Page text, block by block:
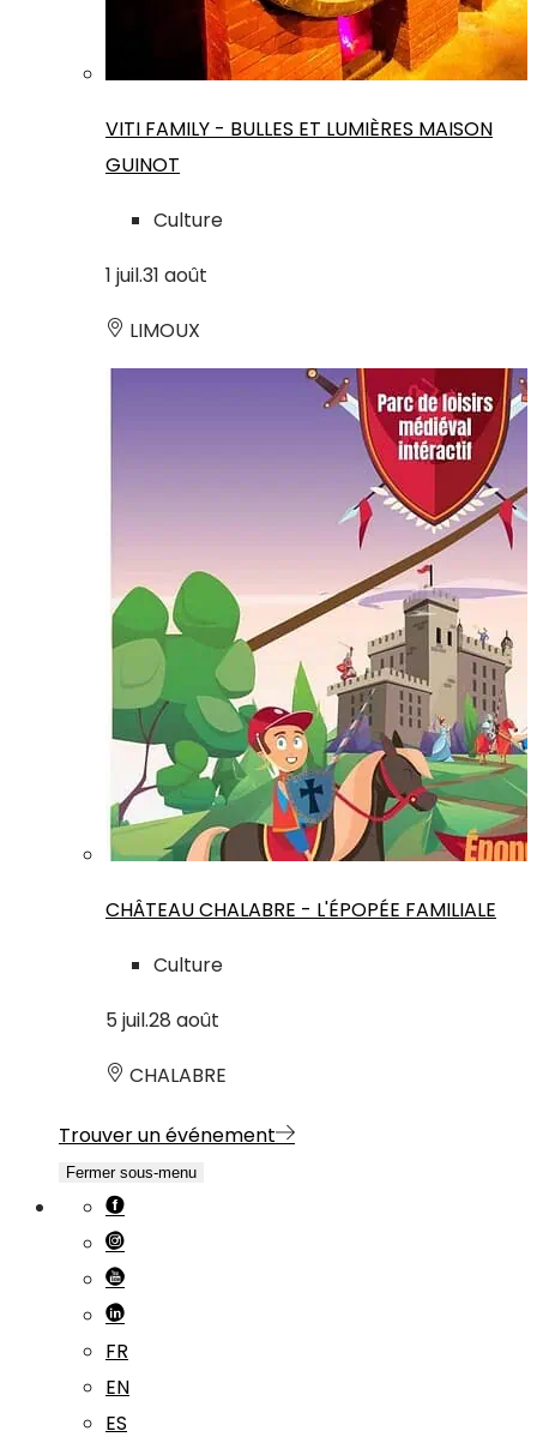
VITI FAMILY - BULLES ET LUMIÈRES MAISON
GUINOT
Culture
1 juil.31 août
LIMOUX
CHÂTEAU CHALABRE - L'ÉPOPÉE FAMILIALE
Culture
5 juil.28 août
CHALABRE
Trouver un événement
Fermer sous-menu
FR
EN
ES